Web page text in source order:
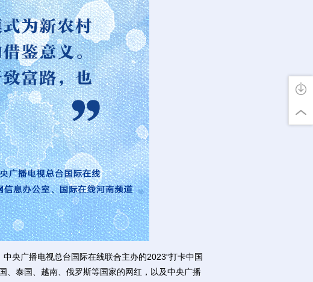
央广播电视总台国际在线联合主办的2023“打卡中国
泰国、越南、俄罗斯等国家的网红，以及中央广播